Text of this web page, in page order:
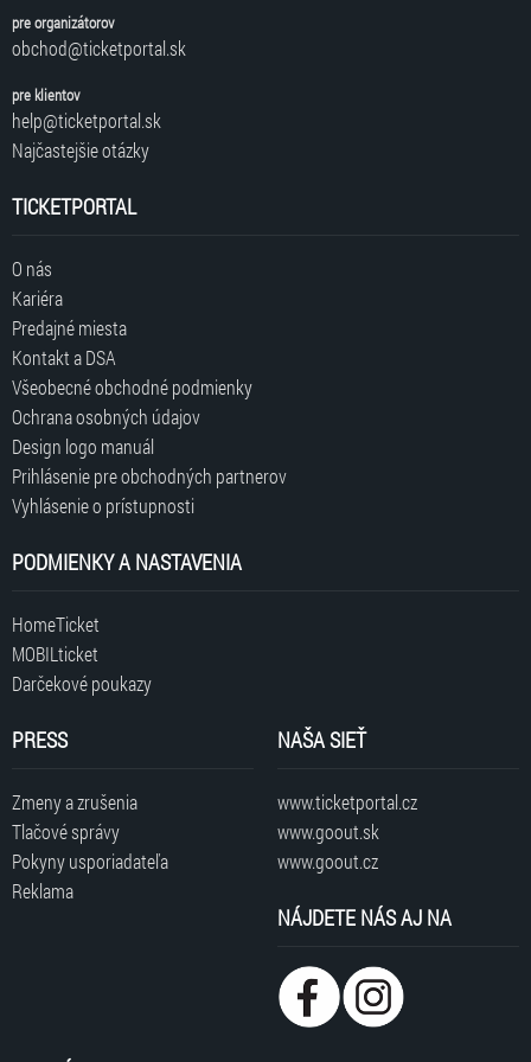
pre organizátorov
obchod@ticketportal.sk
pre klientov
help@ticketportal.sk
Najčastejšie otázky
TICKETPORTAL
O nás
Kariéra
Predajné miesta
Kontakt a DSA
Všeobecné obchodné podmienky
Ochrana osobných údajov
Design logo manuál
Prihlásenie pre obchodných partnerov
Vyhlásenie o prístupnosti
PODMIENKY A NASTAVENIA
HomeTicket
MOBILticket
Darčekové poukazy
PRESS
Zmeny a zrušenia
Tlačové správy
Pokyny usporiadateľa
Reklama
NAŠA SIEŤ
www.ticketportal.cz
www.goout.sk
www.goout.cz
NÁJDETE NÁS AJ NA